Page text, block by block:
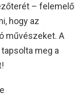
– felemelő
hogy az
művészeket. A
meg a